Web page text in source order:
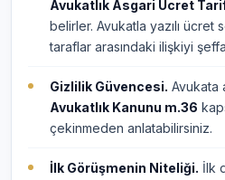
Avukatlık Asgari Ücret
belirler. Avukatla yazılı ücret
taraflar arasındaki ilişkiyi
Gizlilik Güvencesi. Avukata
Avukatlık Kanunu m.36
çekinmeden anlatabilirsiniz.
İlk Görüşmenin Niteliği. İlk